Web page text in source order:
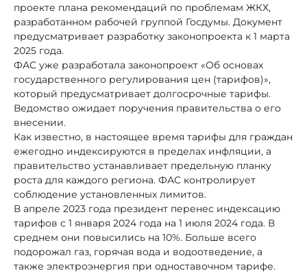
проекте плана рекомендаций по проблемам ЖКХ,
разработанном рабочей группой Госдумы. Документ
предусматривает разработку законопроекта к 1 марта
2025 года.
ФАС уже разработала законопроект «Об основах
государственного регулирования цен (тарифов)»,
который предусматривает долгосрочные тарифы.
Ведомство ожидает поручения правительства о его
внесении.
Как известно, в настоящее время тарифы для граждан
ежегодно индексируются в пределах инфляции, а
правительство устанавливает предельную планку
роста для каждого региона. ФАС контролирует
соблюдение установленных лимитов.
В апреле 2023 года президент перенес индексацию
тарифов с 1 января 2024 года на 1 июля 2024 года. В
среднем они повысились на 10%. Больше всего
подорожал газ, горячая вода и водоотведение, а
также электроэнергия при одноставочном тарифе.